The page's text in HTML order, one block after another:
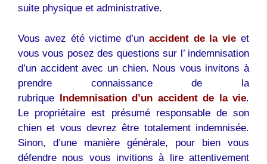
suite physique et administrative.
Vous avez été victime d’un accident de la vie et
vous vous posez des questions sur l’ indemnisation
d’un accident avec un chien. Nous vous invitons à
prendre connaissance de la
rubrique Indemnisation d’un accident de la vie.
Le propriétaire est présumé responsable de son
chien et vous devrez être totalement indemnisée.
Sinon, d’une manière générale, pour bien vous
défendre nous vous invitions à lire attentivement